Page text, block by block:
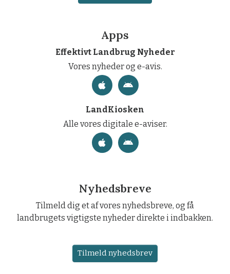
Apps
Effektivt Landbrug Nyheder
Vores nyheder og e-avis.
LandKiosken
Alle vores digitale e-aviser.
Nyhedsbreve
Tilmeld dig et af vores nyhedsbreve, og få
landbrugets vigtigste nyheder direkte i indbakken.
Tilmeld nyhedsbrev